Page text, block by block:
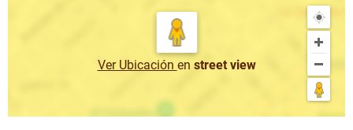
Ver Ubicación en street view